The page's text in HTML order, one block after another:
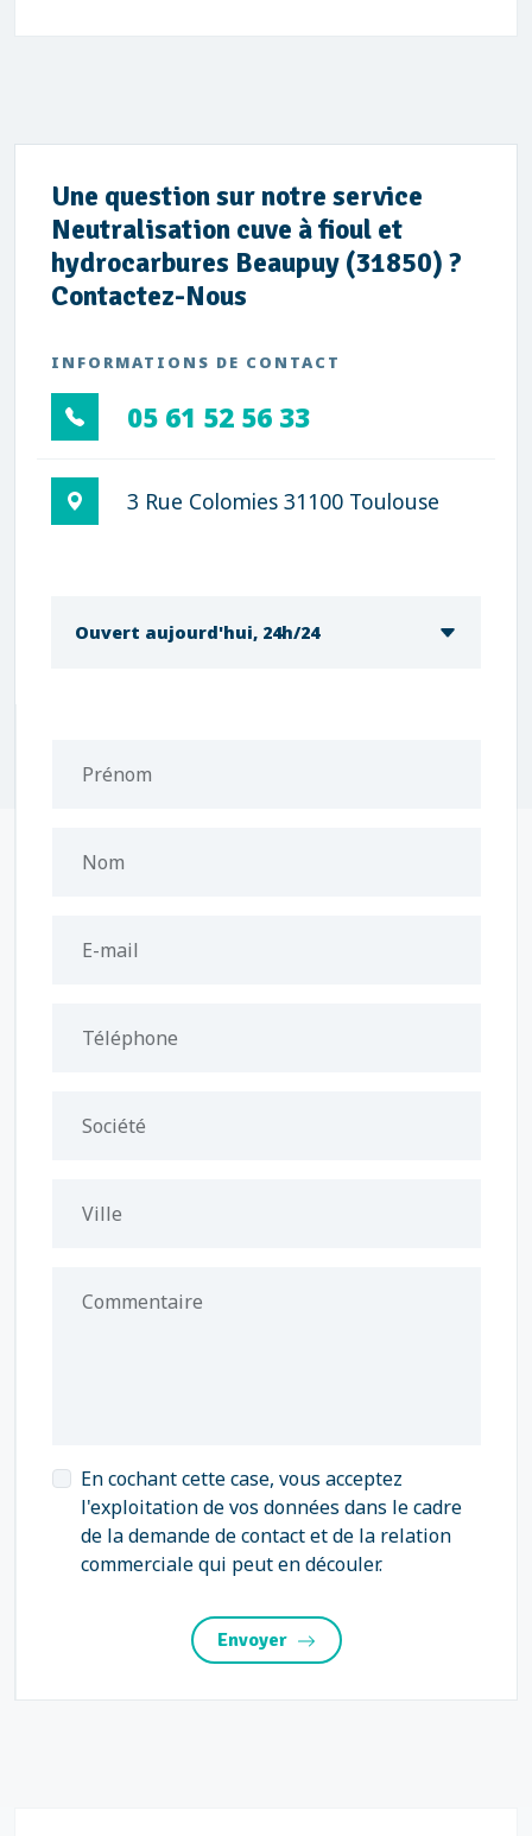
Une question sur notre service
Neutralisation cuve à fioul et
hydrocarbures Beaupuy (31850) ?
Contactez-Nous
INFORMATIONS DE CONTACT
05 61 52 56 33
3 Rue Colomies 31100 Toulouse
Ouvert aujourd'hui, 24h/24
Prénom
Nom
E-mail
Téléphone
Société
Ville
Commentaire
En cochant cette case, vous acceptez
l'exploitation de vos données dans le cadre
de la demande de contact et de la relation
commerciale qui peut en découler.
Envoyer